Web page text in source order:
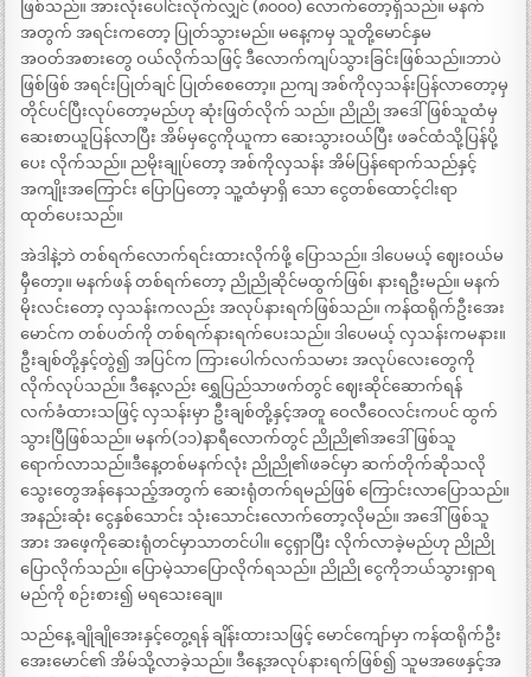
ဖြစ်သည်။ အားလုံးပေါင်းလိုက်လျှင် (၈၀၀၀) လောက်တော့ရှိသည်။ မနက်
အတွက် အရင်းကတော့ ပြုတ်သွားမည်။ မနေ့ကမှ သူတို့မောင်နှမ
အဝတ်အစားတွေ ဝယ်လိုက်သဖြင့် ဒီလောက်ကျပ်သွားခြင်းဖြစ်သည်။ဘာပဲ
ဖြစ်ဖြစ် အရင်းပြုတ်ချင် ပြုတ်စေတော့။ ညကျ အစ်ကိုလှသန်းပြန်လာတော့မှ
တိုင်ပင်ပြီးလုပ်တော့မည်ဟု ဆုံးဖြတ်လိုက် သည်။ ညိုညို အဒေါ်ဖြစ်သူထံမှ
ဆေးစာယူပြန်လာပြီး အိမ်မှငွေကိုယူကာ ဆေးသွားဝယ်ပြီး ဖခင်ထံသို့ပြန်ပို့
ပေး လိုက်သည်။ ညမိုးချုပ်တော့ အစ်ကိုလှသန်း အိမ်ပြန်ရောက်သည်နှင့်
အကျိုးအကြောင်း ပြောပြတော့ သူ့ထံမှာရှိ သော ငွေတစ်ထောင့်ငါးရာ
ထုတ်ပေးသည်။
အဲဒါနဲ့ဘဲ တစ်ရက်လောက်ရင်းထားလိုက်ဖို့ ပြောသည်။ ဒါပေမယ့် ဈေးဝယ်မ
မှီတော့။ မနက်ဖန် တစ်ရက်တော့ ညိုညိုဆိုင်မထွက်ဖြစ်၊ နားရဦးမည်။ မနက်
မိုးလင်းတော့ လှသန်းကလည်း အလုပ်နားရက်ဖြစ်သည်။ ကန်ထရိုက်ဦးအေး
မောင်က တစ်ပတ်ကို တစ်ရက်နားရက်ပေးသည်။ ဒါပေမယ့် လှသန်းကမနား။
ဦးချစ်တို့နှင့်တွဲ၍ အပြင်က ကြားပေါက်လက်သမား အလုပ်လေးတွေကို
လိုက်လုပ်သည်။ ဒီနေ့လည်း ရွှေပြည်သာဖက်တွင် ဈေးဆိုင်ဆောက်ရန်
လက်ခံထားသဖြင့် လှသန်းမှာ ဦးချစ်တို့နှင့်အတူ ဝေလီဝေလင်းကပင် ထွက်
သွားပြီဖြစ်သည်။ မနက်(၁၁)နာရီလောက်တွင် ညိုညို၏အဒေါ်ဖြစ်သူ
ရောက်လာသည်။ဒီနေ့တစ်မနက်လုံး ညိုညို၏ဖခင်မှာ ဆက်တိုက်ဆိုသလို
သွေးတွေအန်နေသည့်အတွက် ဆေးရုံတက်ရမည်ဖြစ် ကြောင်းလာပြောသည်။
အနည်းဆုံး ငွေနှစ်သောင်း သုံးသောင်းလောက်တော့လိုမည်။ အဒေါ်ဖြစ်သူ
အား အဖေ့ကိုဆေးရုံတင်မှာသာတင်ပါ။ ငွေရှာပြီး လိုက်လာခဲ့မည်ဟု ညိုညို
ပြောလိုက်သည်။ ပြောမဲ့သာပြောလိုက်ရသည်။ ညိုညို ငွေကိုဘယ်သွားရှာရ
မည်ကို စဉ်းစား၍ မရသေးချေ။
သည်နေ့ ချိုချိုအေးနှင့်တွေ့ရန် ချိန်းထားသဖြင့် မောင်ကျော်မှာ ကန်ထရိုက်ဦး
အေးမောင်၏ အိမ်သို့လာခဲ့သည်။ ဒီနေ့အလုပ်နားရက်ဖြစ်၍ သူမအဖေနှင့်အ